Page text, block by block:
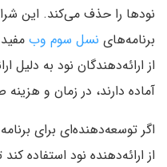
نودها را حذف می‌کند. این
برنامه‌های نسل سوم وب
از ارائه‌دهندگان نود به
آماده دارند، در زمان و
اگر توسعه‌دهنده‌ای برای
از ارائه‌دهنده نود استفاده